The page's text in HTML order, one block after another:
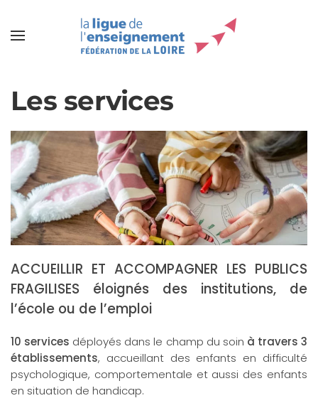
Les services
ACCUEILLIR ET ACCOMPAGNER LES PUBLICS
FRAGILISES éloignés des institutions, de
l’école ou de l’emploi
10 services déployés dans le champ du soin à travers 3
établissements, accueillant des enfants en difficulté
psychologique, comportementale et aussi des enfants
en situation de handicap.